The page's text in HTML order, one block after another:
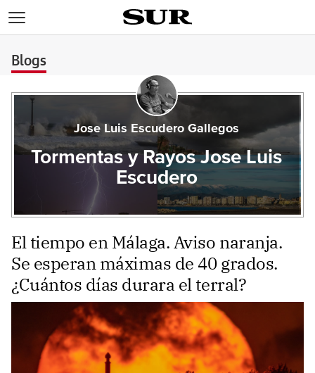
Blogs
Jose Luis Escudero Gallegos
Tormentas y Rayos Jose Luis
Escudero
El tiempo en Málaga. Aviso naranja.
Se esperan máximas de 40 grados.
¿Cuántos días durara el terral?